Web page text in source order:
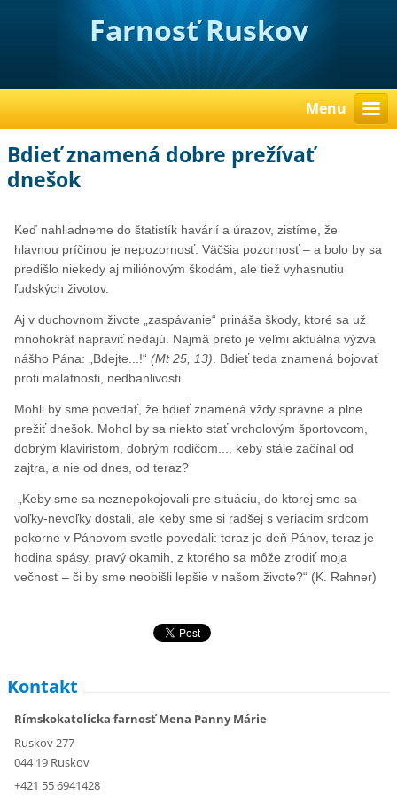
Farnosť Ruskov
Menu
Bdieť znamená dobre prežívať
dnešok
Keď nahliadneme do štatistík havárií a úrazov, zistíme, že
hlavnou príčinou je nepozornosť. Väčšia pozornosť – a bolo by sa
predišlo niekedy aj miliónovým škodám, ale tiež vyhasnutiu
ľudských životov.
Aj v duchovnom živote „zaspávanie“ prináša škody, ktoré sa už
mnohokrát napraviť nedajú. Najmä preto je veľmi aktuálna výzva
nášho Pána: „Bdejte...!“(Mt 25, 13). Bdieť teda znamená bojovať
proti malátnosti, nedbanlivosti.
Mohli by sme povedať, že bdieť znamená vždy správne a plne
prežiť dnešok. Mohol by sa niekto stať vrcholovým športovcom,
dobrým klaviristom, dobrým rodičom..., keby stále začínal od
zajtra, a nie od dnes, od teraz?
„Keby sme sa neznepokojovali pre situáciu, do ktorej sme sa
voľky-nevoľky dostali, ale keby sme si radšej s veriacim srdcom
pokorne v Pánovom svetle povedali: teraz je deň Pánov, teraz je
hodina spásy, pravý okamih, z ktorého sa môže zrodiť moja
večnosť – či by sme neobišli lepšie v našom živote?“ (K. Rahner)
Kontakt
Rímskokatolícka farnosť Mena Panny Márie
Ruskov 277
044 19 Ruskov
+421 55 6941428